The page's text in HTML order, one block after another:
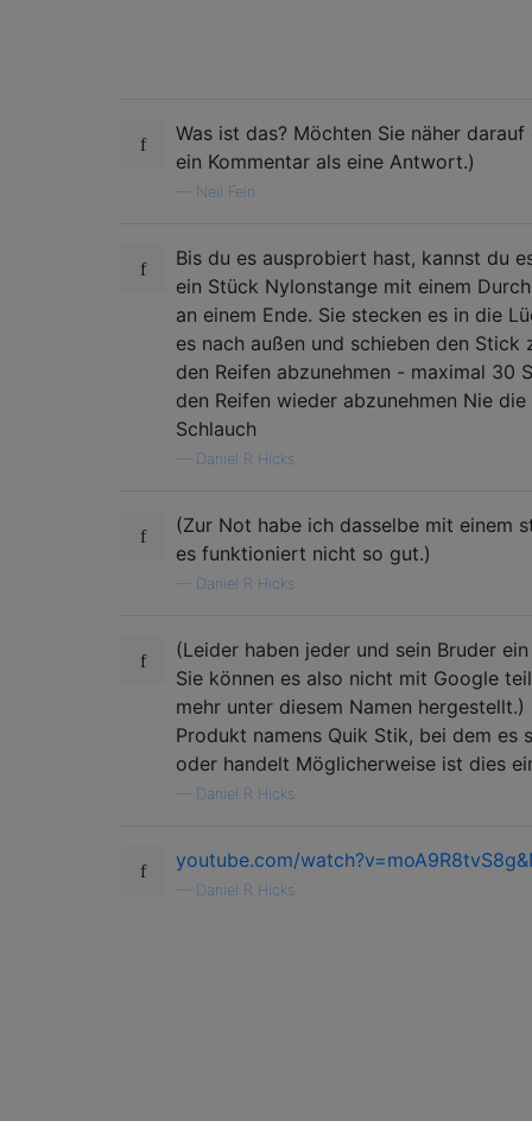
Was ist das? Möchten Sie näher
ein Kommentar als eine Antwort.)
Neil Fein
Bis du es ausprobiert hast, kannst du
ein Stück Nylonstange mit einem
an einem Ende. Sie stecken es in die
es nach außen und schieben den
den Reifen abzunehmen - maximal 30
den Reifen wieder abzunehmen Nie
Schlauch
Daniel R Hicks
(Zur Not habe ich dasselbe mit einem
es funktioniert nicht so gut.)
Daniel R Hicks
(Leider haben jeder und sein Bruder
Sie können es also nicht mit Google
mehr unter diesem Namen
Produkt namens Quik Stik, bei dem es
oder handelt Möglicherweise ist dies
Daniel R Hicks
youtube.com/
Daniel R Hicks